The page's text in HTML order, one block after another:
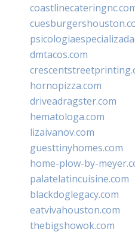
dmtacos.com
hornopizza.com
driveadragster.com
hematologa.com
lizaivanov.com
guesttinyhomes.com
home-plow-by-
palatelatincuisine.com
blackdoglegacy.com
eatvivahouston.com
thebigshowok.com